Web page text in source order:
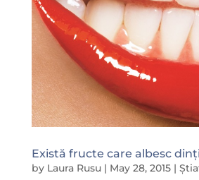
Există fructe care albesc
by Laura Rusu| May 28, 2015|